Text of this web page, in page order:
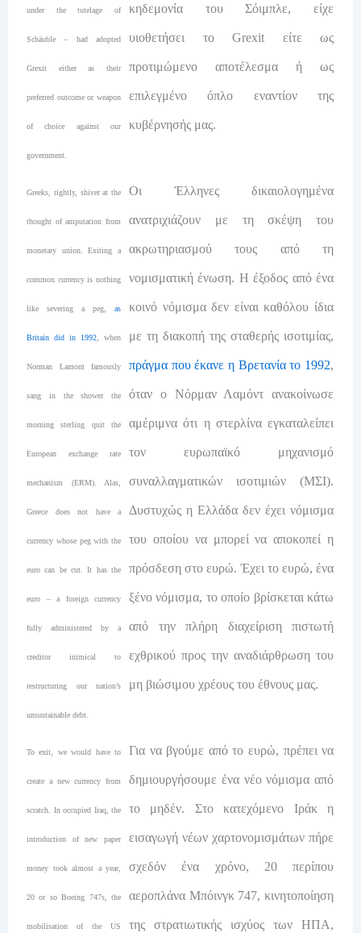
under the tutelage of
Schäuble – had adopted
Grexit either as their
preferred outcome or weapon
of choice against our
government.
κηδεμονία του Σόιμπλε, είχε
υιοθετήσει το Grexit είτε ως
προτιμώμενο αποτέλεσμα ή ως
επιλεγμένο όπλο εναντίον της
κυβέρνησής μας.
Greeks, rightly, shiver at the
thought of amputation from
monetary union. Exiting a
common currency is nothing
like severing a peg,as
Britain did in 1992 , when
Norman Lamont famously
sang in the shower the
morning sterling quit the
European exchange rate
mechanism (ERM). Alas,
Greece does not have a
currency whose peg with the
euro can be cut. It has the
euro – a foreign currency
fully administered by a
creditor inimical to
restructuring our nation’s
unsustainable debt.
Οι Έλληνες δικαιολογημένα
ανατριχιάζουν με τη σκέψη του
ακρωτηριασμού τους από τη
νομισματική ένωση. Η έξοδος από ένα
κοινό νόμισμα δεν είναι καθόλου ίδια
με τη διακοπή της σταθερής ισοτιμίας,
πράγμα που έκανε η Βρετανία το 1992,
όταν ο Νόρμαν Λαμόντ ανακοίνωσε
αμέριμνα ότι η στερλίνα εγκαταλείπει
τον ευρωπαϊκό μηχανισμό
συναλλαγματικών ισοτιμιών (ΜΣΙ).
Δυστυχώς η Ελλάδα δεν έχει νόμισμα
του οποίου να μπορεί να αποκοπεί η
πρόσδεση στο ευρώ. Έχει το ευρώ, ένα
ξένο νόμισμα, το οποίο βρίσκεται κάτω
από την πλήρη διαχείριση πιστωτή
εχθρικού προς την αναδιάρθρωση του
μη βιώσιμου χρέους του έθνους μας.
To exit, we would have to
create a new currency from
scratch. In occupied Iraq, the
introduction of new paper
money took almost a year,
20 or so Boeing 747s, the
mobilisation of the US
Για να βγούμε από το ευρώ, πρέπει να
δημιουργήσουμε ένα νέο νόμισμα από
το μηδέν. Στο κατεχόμενο Ιράκ η
εισαγωγή νέων χαρτονομισμάτων πήρε
σχεδόν ένα χρόνο, 20 περίπου
αεροπλάνα Μπόινγκ 747, κινητοποίηση
της στρατιωτικής ισχύος των ΗΠΑ,